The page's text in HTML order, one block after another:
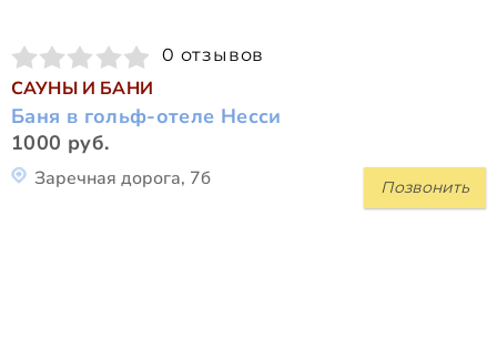
0 отзывов
САУНЫ И БАНИ
Баня в гольф-отеле Несси
1000 руб.
Позвонить
Заречная дорога, 7б